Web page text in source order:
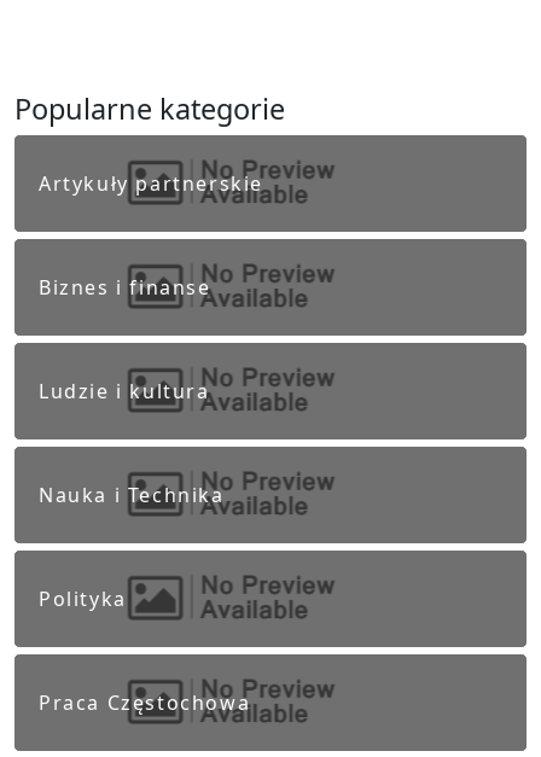
Popularne kategorie
Artykuły partnerskie
Biznes i finanse
Ludzie i kultura
Nauka i Technika
Polityka
Praca Częstochowa